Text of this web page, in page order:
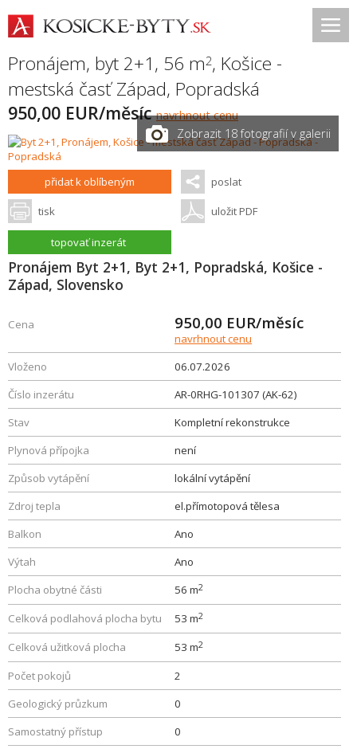
Pronájem, byt 2+1, 56 m2, Košice -
mestská časť Západ, Popradská
950,00 EUR/měsícnavrhnout cenu
Zobrazit 18 fotografií v galerii
přidat k oblíbeným poslat
tisk uložit PDF
topovať inzerát
Pronájem Byt 2+1, Byt 2+1, Popradská, Košice -
Západ, Slovensko
Cena 950,00 EUR/měsíc
navrhnout cenu
Vloženo
06.07.2026
Číslo inzerátu
AR-0RHG-101307 (AK-62)
Stav
Kompletní rekonstrukce
Plynová přípojka
není
Způsob vytápění
lokální vytápění
Zdroj tepla
el.přímotopová tělesa
Balkon
Ano
Výtah
Ano
Plocha obytné části
56 m2
Celková podlahová plocha bytu 53 m2
Celková užitková plocha 53 m2
Počet pokojů
2
Geologický průzkum
0
Samostatný přístup
0